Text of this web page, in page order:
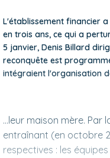
L'établissement financier
en trois ans, ce qui a
5 janvier, Denis Billard
reconquête est
intégraient l'organisation
...leur maison mère. Par
entraînant (en octobre
respectives : les